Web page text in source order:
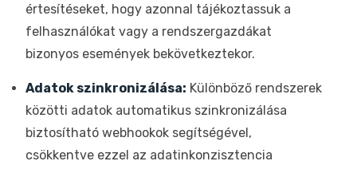
értesítéseket, hogy azonnal tájékoztassuk a
felhasználókat vagy a rendszergazdákat
bizonyos események bekövetkeztekor.
Adatok szinkronizálása: Különböző rendszerek
közötti adatok automatikus szinkronizálása
biztosítható webhookok segítségével,
csökkentve ezzel az adatinkonzisztencia